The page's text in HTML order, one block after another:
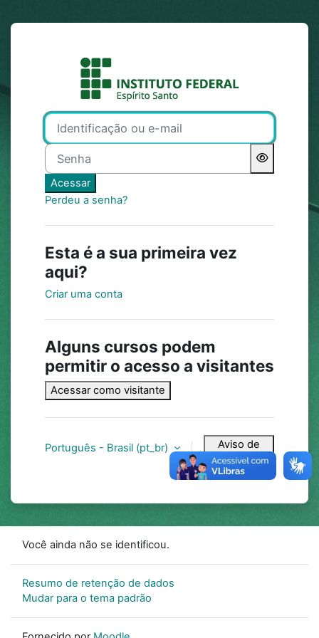
Acesso a MOOC | Cursos
Identificação ou e-mail
Senha
Acessar
Perdeu a senha?
Esta é a sua primeira vez
aqui?
Criar uma conta
Alguns cursos podem
permitir o acesso a visitantes
Acessar como visitante
Português - Brasil ‎(pt_br)‎
Aviso de
Cookies
Você ainda não se identificou.
Resumo de retenção de dados
Mudar para o tema padrão